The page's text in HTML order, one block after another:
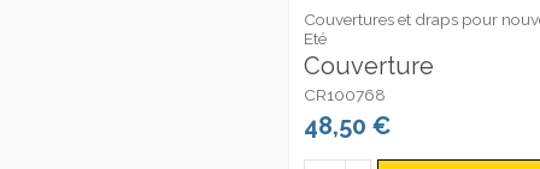
Couvertures et draps pour
Eté
Couverture
CR100768
48,50 €